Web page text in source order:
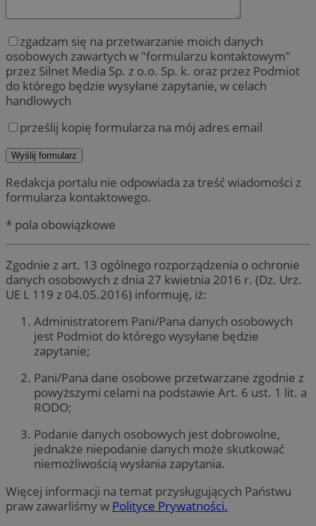
zgadzam się na przetwarzanie moich danych
osobowych zawartych w "formularzu kontaktowym"
przez Silnet Media Sp. z o.o. Sp. k. oraz przez Podmiot
do którego będzie wysyłane zapytanie, w celach
handlowych
prześlij kopię formularza na mój adres email
Redakcja portalu nie odpowiada za treść wiadomości z
formularza kontaktowego.
* pola obowiązkowe
Zgodnie z art. 13 ogólnego rozporządzenia o ochronie
danych osobowych z dnia 27 kwietnia 2016 r. (Dz. Urz.
UE L 119 z 04.05.2016) informuję, iż:
Administratorem Pani/Pana danych osobowych
jest Podmiot do którego wysyłane będzie
zapytanie;
Pani/Pana dane osobowe przetwarzane zgodnie z
powyższymi celami na podstawie Art. 6 ust. 1 lit. a
RODO;
Podanie danych osobowych jest dobrowolne,
jednakże niepodanie danych może skutkować
niemożliwością wysłania zapytania.
Więcej informacji na temat przysługujących Państwu
praw zawarliśmy w Polityce Prywatności.